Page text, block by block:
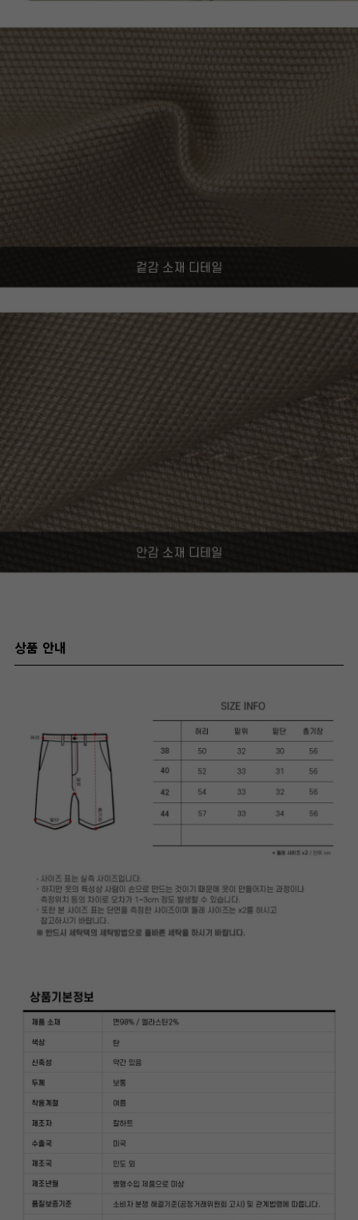
상품 안내